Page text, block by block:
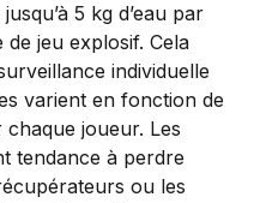
5 kg d’eau par
jeu explosif. Cela
individuelle
varient en fonction de
chaque joueur. Les
tendance à perdre
ou les